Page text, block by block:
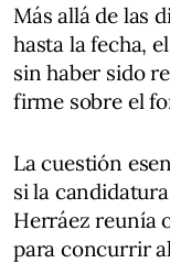
Más allá de las
hasta la fecha,
sin haber sido
firme sobre el
La cuestión
si la
Herráez reunía
para concurrir